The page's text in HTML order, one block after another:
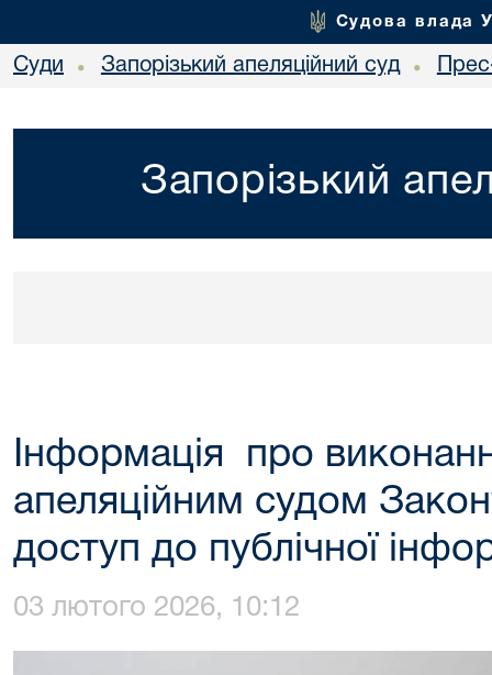
Судова влада
Суди • Запорізький апеляційний суд •
Запорізький
Інформація про
апеляційним судом
доступ до публічної
03 лютого 2026, 10:12